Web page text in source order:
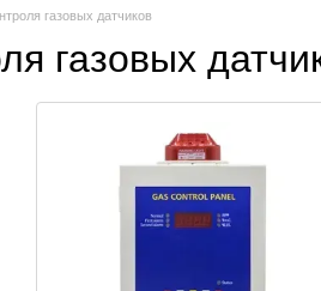
газовых датчиков
газовых